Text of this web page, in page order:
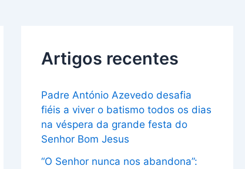
Artigos recentes
Padre António Azevedo desafia
fiéis a viver o batismo todos os dias
na véspera da grande festa do
Senhor Bom Jesus
“O Senhor nunca nos abandona”: